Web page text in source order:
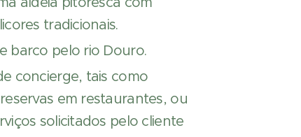
tradicionais.
barco pelo rio Douro.
concierge, tais como
em restaurantes, ou
solicitados pelo cliente